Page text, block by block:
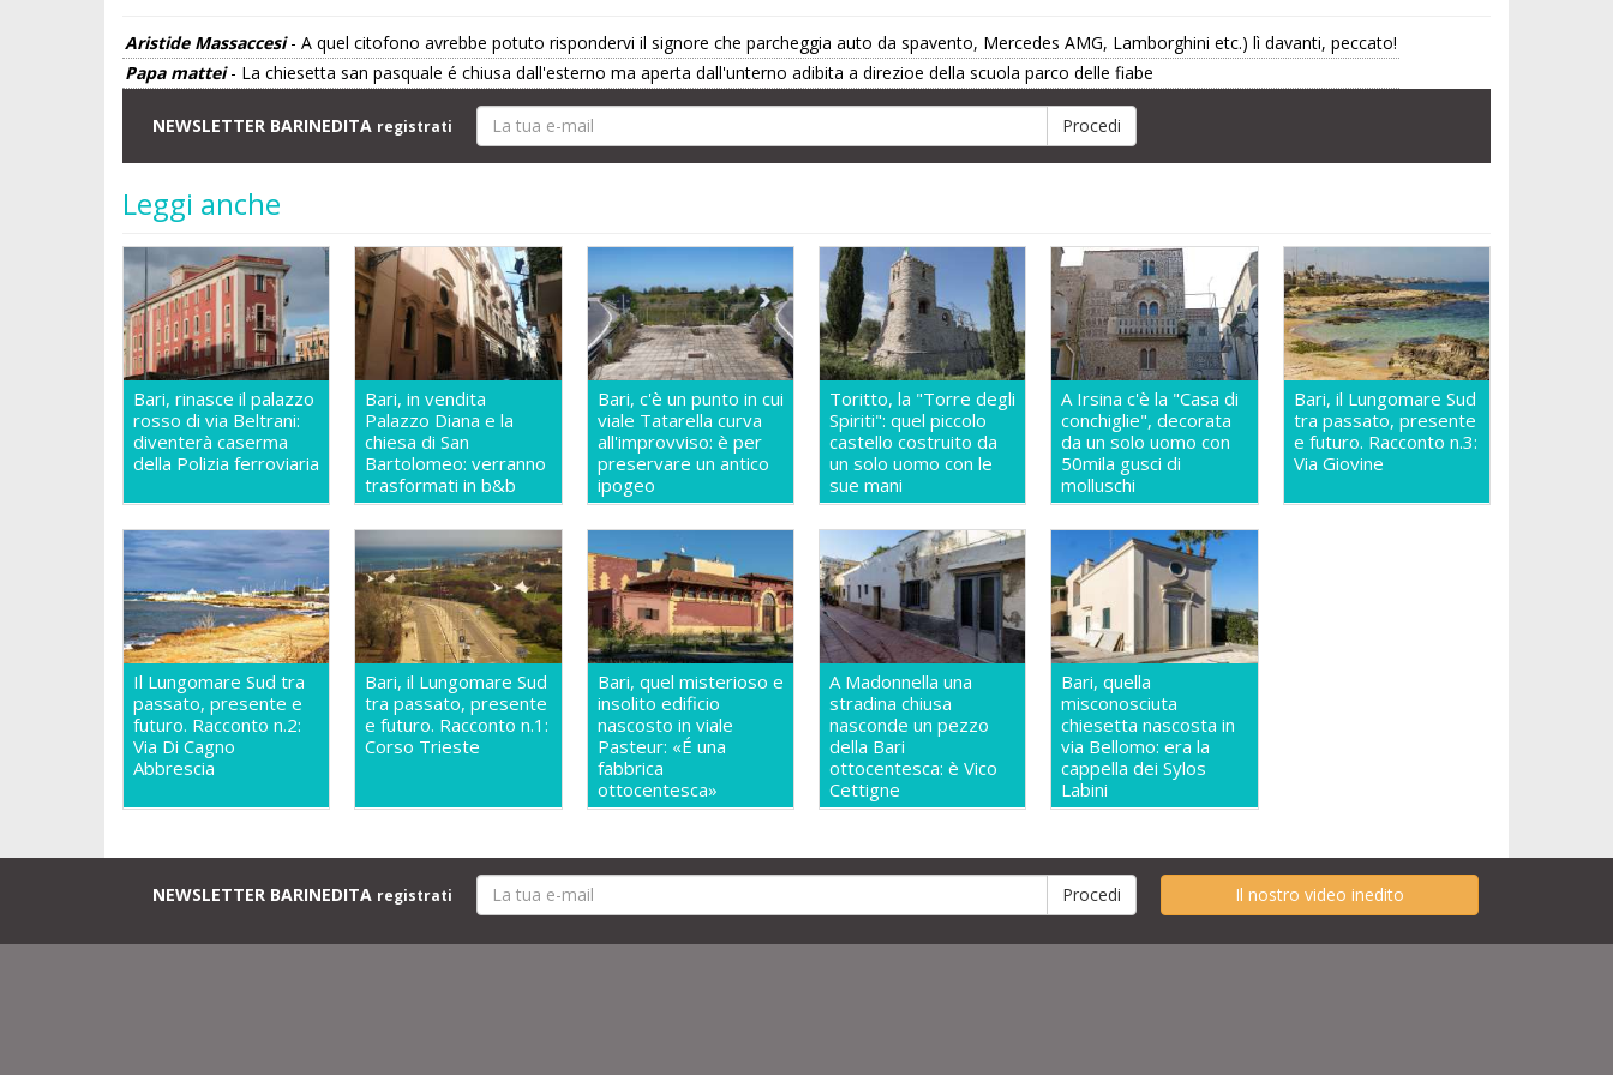
Aristide Massaccesi- A quel citofono avrebbe potuto rispondervi il signore che parcheggia auto da spavento, Mercedes AMG, Lamborghini etc.) lì davanti, peccato!
Papa mattei- La chiesetta san pasquale é chiusa dall'esterno ma aperta dall'unterno adibita a direzioe della scuola parco delle fiabe
NEWSLETTER BARINEDITA registrati
Leggi anche
Bari, rinasce il palazzo
rosso di via Beltrani:
diventerà caserma
della Polizia ferroviaria
Bari, in vendita
Palazzo Diana e la
chiesa di San
Bartolomeo: verranno
trasformati in b&b
Bari, c'è un punto in cui
viale Tatarella curva
all'improvviso: è per
preservare un antico
ipogeo
Toritto, la "Torre degli
Spiriti": quel piccolo
castello costruito da
un solo uomo con le
sue mani
A Irsina c'è la "Casa di
conchiglie", decorata
da un solo uomo con
50mila gusci di
molluschi
Bari, il Lungomare Sud
tra passato, presente
e futuro. Racconto n.3:
Via Giovine
Il Lungomare Sud tra
passato, presente e
futuro. Racconto n.2:
Via Di Cagno
Abbrescia
Bari, il Lungomare Sud
tra passato, presente
e futuro. Racconto n.1:
Corso Trieste
Bari, quel misterioso e
insolito edificio
nascosto in viale
Pasteur: «É una
fabbrica
ottocentesca»
A Madonnella una
stradina chiusa
nasconde un pezzo
della Bari
ottocentesca: è Vico
Cettigne
Bari, quella
misconosciuta
chiesetta nascosta in
via Bellomo: era la
cappella dei Sylos
Labini
NEWSLETTER BARINEDITA registrati Il nostro video inedito